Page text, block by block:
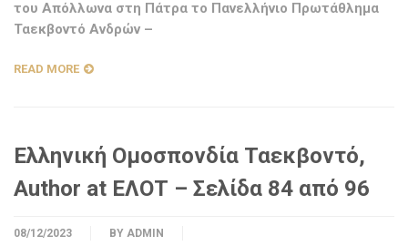
του Απόλλωνα στη Πάτρα το Πανελλήνιο Πρωτάθλημα
Ταεκβοντό Ανδρών –
READ MORE
Ελληνική Ομοσπονδία Ταεκβοντό,
Author at ΕΛΟΤ – Σελίδα 84 από 96
08/12/2023 BY ADMIN